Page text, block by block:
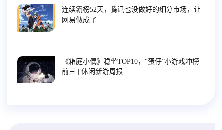
连续霸榜52天，腾讯也没做好的细分市场，让
网易做成了
《箱庭小偶》稳坐TOP10，“蛋仔”小游戏冲榜
前三 | 休闲新游周报